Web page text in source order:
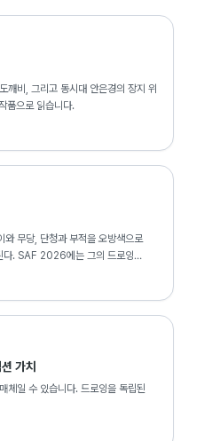
깨비, 그리고 동시대 안은경의 장지 위
품으로 읽습니다.
와 무당, 단청과 부적을 오방색으로
다. SAF 2026에는 그의 드로잉
가치
체일 수 있습니다. 드로잉을 독립된